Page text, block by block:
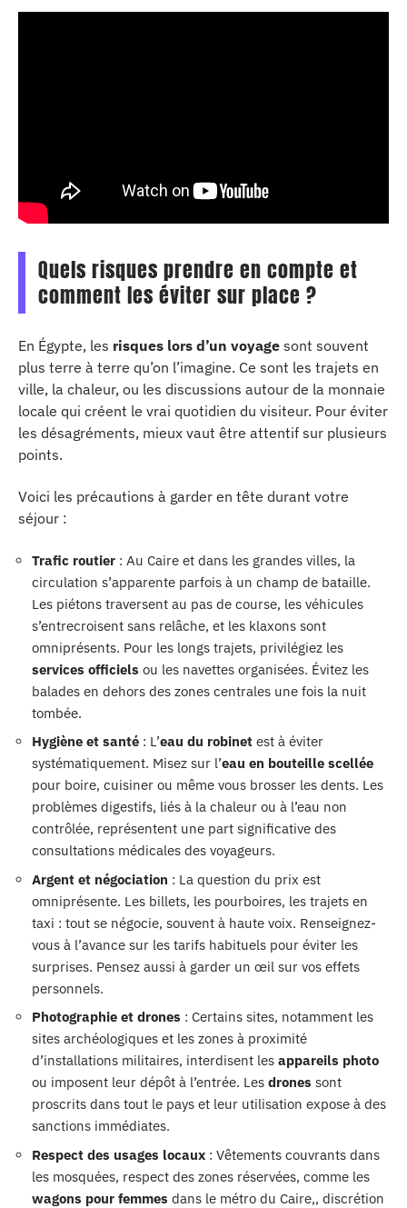
Quels risques prendre en compte et
comment les éviter sur place ?
En Égypte, les risques lors d’un voyage sont souvent
plus terre à terre qu’on l’imagine. Ce sont les trajets en
ville, la chaleur, ou les discussions autour de la monnaie
locale qui créent le vrai quotidien du visiteur. Pour éviter
les désagréments, mieux vaut être attentif sur plusieurs
points.
Voici les précautions à garder en tête durant votre
séjour :
Trafic routier : Au Caire et dans les grandes villes, la
circulation s’apparente parfois à un champ de bataille.
Les piétons traversent au pas de course, les véhicules
s’entrecroisent sans relâche, et les klaxons sont
omniprésents. Pour les longs trajets, privilégiez les
services officiels ou les navettes organisées. Évitez les
balades en dehors des zones centrales une fois la nuit
tombée.
Hygiène et santé : L’eau du robinet est à éviter
systématiquement. Misez sur l’eau en bouteille scellée
pour boire, cuisiner ou même vous brosser les dents. Les
problèmes digestifs, liés à la chaleur ou à l’eau non
contrôlée, représentent une part significative des
consultations médicales des voyageurs.
Argent et négociation : La question du prix est
omniprésente. Les billets, les pourboires, les trajets en
taxi : tout se négocie, souvent à haute voix. Renseignez-
vous à l’avance sur les tarifs habituels pour éviter les
surprises. Pensez aussi à garder un œil sur vos effets
personnels.
Photographie et drones : Certains sites, notamment les
sites archéologiques et les zones à proximité
d’installations militaires, interdisent les appareils photo
ou imposent leur dépôt à l’entrée. Les drones sont
proscrits dans tout le pays et leur utilisation expose à des
sanctions immédiates.
Respect des usages locaux : Vêtements couvrants dans
les mosquées, respect des zones réservées, comme les
wagons pour femmes dans le métro du Caire,, discrétion